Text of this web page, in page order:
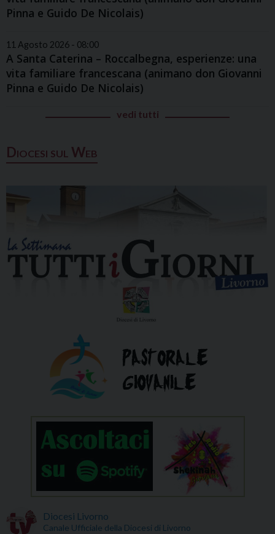
Pinna e Guido De Nicolais)
11 Agosto 2026 - 08:00
A Santa Caterina – Roccalbegna, esperienze: una
vita familiare francescana (animano don Giovanni
Pinna e Guido De Nicolais)
vedi tutti
Diocesi sul Web
Diocesi Livorno
Canale Ufficiale della Diocesi di Livorno